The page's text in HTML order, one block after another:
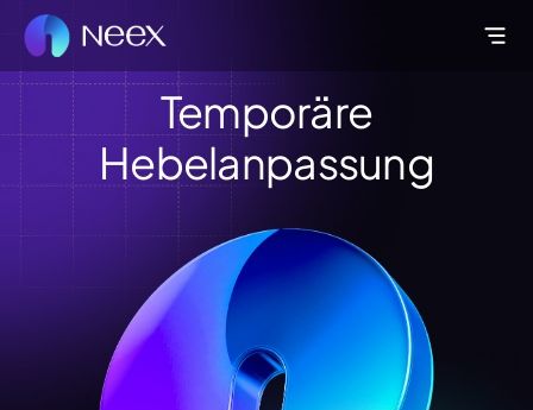
Temporäre
Hebelanpassung